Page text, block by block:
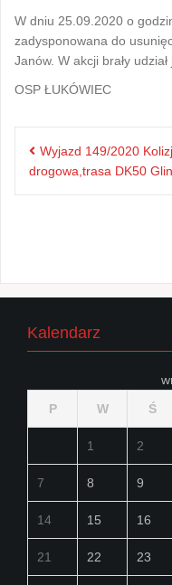
W dniu 25.09.2020 o
zadysponowana do
Janów. W akcji brały
OSP ŁUKÓWIEC
Nawigacja
wpisu
Wyjazd 149/2020
drogowa,trasa DK50
Kalendarz
P
W Ś
1 2
7 8 9
14 15 16
21 22 23